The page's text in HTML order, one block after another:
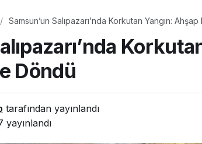
Samsun’un Salıpazarı’nda Korkutan Yangın:
Döndü
tarafından yayınlandı
yayınlandı